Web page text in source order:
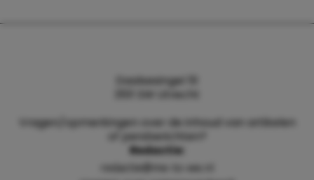
Daalsesingel 51
3511 SW Utrecht
Vragen/opmerkingen over de inhoud van artikelen
of persberichten?
Redactie:
redactie@me-to-we.nl